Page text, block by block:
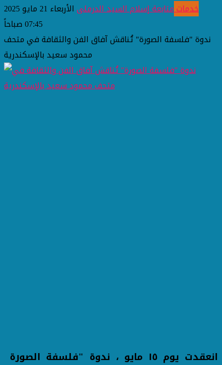
خدماتمتابعة إسلام السيد الدرملى
الأربعاء 21 مايو 2025
07:45 صباحاً
ندوة "فلسفة الصورة" تُناقش آفاق الفن والثقافة في متحف
محمود سعيد بالإسكندرية